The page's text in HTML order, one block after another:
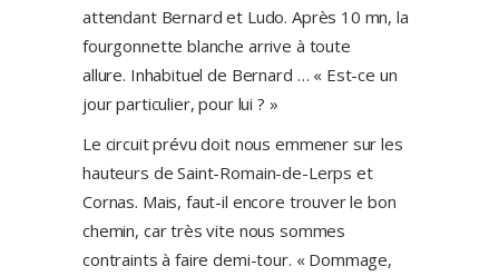
attendant Bernard et Ludo. Après 10 mn, la
fourgonnette blanche arrive à toute
allure. Inhabituel de Bernard … « Est-ce un
jour particulier, pour lui ? »
Le circuit prévu doit nous emmener sur les
hauteurs de Saint-Romain-de-Lerps et
Cornas. Mais, faut-il encore trouver le bon
chemin, car très vite nous sommes
contraints à faire demi-tour. « Dommage,